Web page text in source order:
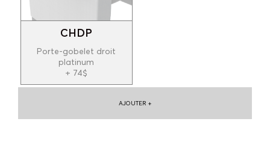
CHDP
Porte-gobelet droit
platinum
+ 74$
AJOUTER +